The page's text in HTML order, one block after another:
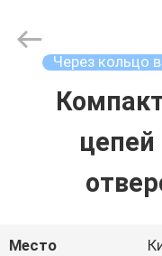
ДОМ
VR
Electronics
Через кольцо
Место